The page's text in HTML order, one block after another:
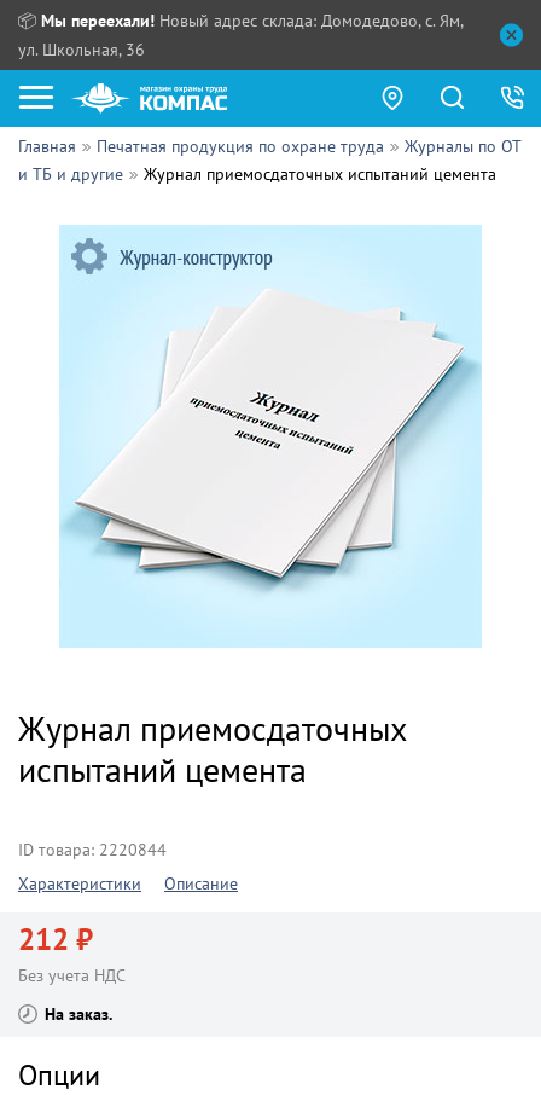
📦 Мы переехали! Новый адрес склада: Домодедово, с. Ям,
ул. Школьная, 36
Как купить?
Сотрудничество
Контакты
Выдача продукции:
Главная Печатная продукция по охране труда
Журналы по ОТ
и ТБ и другие
Журнал приемосдаточных испытаний цемента
Журнал приемосдаточных
испытаний цемента
ID товара: 2220844
Характеристики
Описание
212 ₽
Без учета НДС
На заказ
Опции